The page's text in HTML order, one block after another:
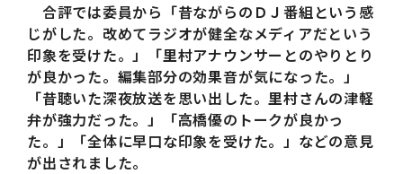
合評では委員から「昔ながらのＤＪ番組という感
じがした。改めてラジオが健全なメディアだという
印象を受けた。」「里村アナウンサーとのやりとり
が良かった。編集部分の効果音が気になった。」
「昔聴いた深夜放送を思い出した。里村さんの津軽
弁が強力だった。」「高橋優のトークが良かっ
た。」「全体に早口な印象を受けた。」などの意見
が出されました。